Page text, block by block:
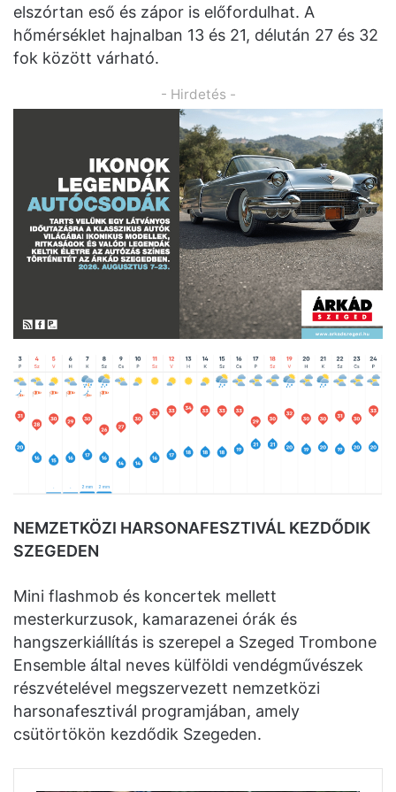
elszórtan eső és zápor is előfordulhat. A
hőmérséklet hajnalban 13 és 21, délután 27 és 32
fok között várható.
- Hirdetés -
NEMZETKÖZI HARSONAFESZTIVÁL KEZDŐDIK
SZEGEDEN
Mini flashmob és koncertek mellett
mesterkurzusok, kamarazenei órák és
hangszerkiállítás is szerepel a Szeged Trombone
Ensemble által neves külföldi vendégművészek
részvételével megszervezett nemzetközi
harsonafesztivál programjában, amely
csütörtökön kezdődik Szegeden.